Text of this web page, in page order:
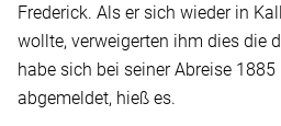
Frederick. Als er sich wieder in
wollte, verweigerten ihm dies die
habe sich bei seiner Abreise
abgemeldet, hieß es.